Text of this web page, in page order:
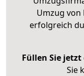
Umzug von
erfolgreich
Füllen Sie
Sie